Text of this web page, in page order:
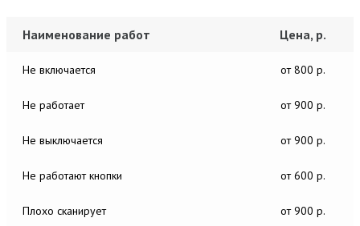
Наименование работ Цена, р.
Не включается от 800 р.
Не работает от 900 р.
Не выключается от 900 р.
Не работают кнопки от 600 р.
Плохо сканирует от 900 р.